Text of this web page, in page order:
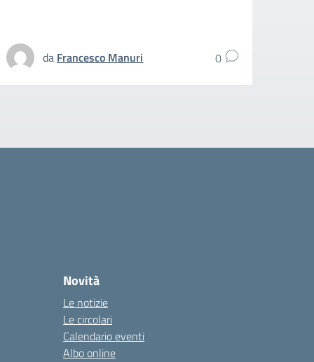
da Francesco Manuri 0
Novità
Le notizie
Le circolari
Calendario eventi
Albo online